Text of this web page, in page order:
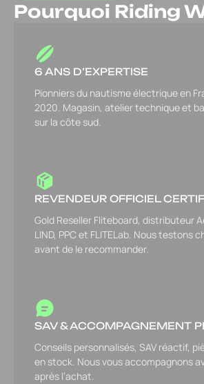
Pourquoi Riding
6 ANS D’EXPERTISE
Pionniers du nautisme électrique en
2020. Magasin, atelier technique et
sur la côte sud.
REVENDEUR OFFICIEL
Gold Reseller Fliteboard, distributeur
LIND, PPC et FLITELab. Nous testons
avant de le recommander.
SAV & ACCOMPAGNEMENT
Conseils personnalisés, SAV réactif,
en stock. Nous vous accompagnons
après l’achat.